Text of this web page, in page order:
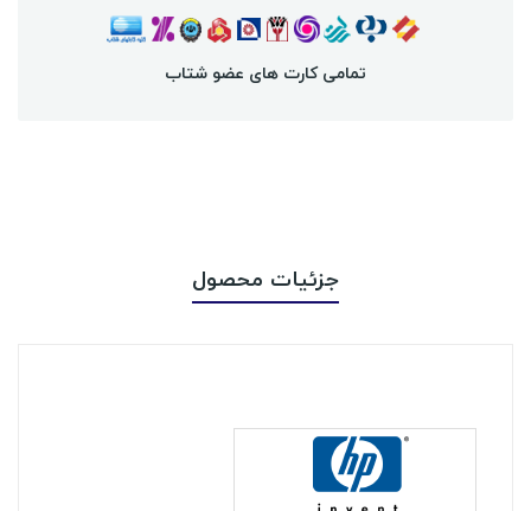
تمامی کارت های عضو شتاب
جزئیات محصول